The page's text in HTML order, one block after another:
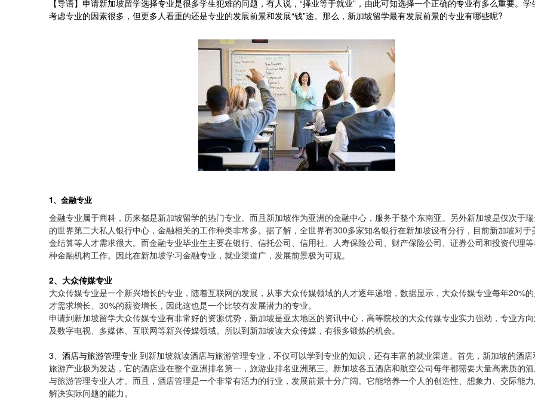
【导语】申请新加坡留学选择专业是很多学生犯难的问题，有人说，“择业等于就业”，由此可知选择一个正确的专业有多么重要。学
考虑专业的因素很多，但更多人看重的还是专业的发展前景和发展“钱”途。那么，新加坡留学最有发展前景的专业有哪些呢?
1、金融专业
金融专业属于商科，历来都是新加坡留学的热门专业。而且新加坡作为亚洲的金融中心，服务于整个东南亚。另外新加坡是仅次于
的世界第二大私人银行中心，金融相关的工作种类非常多。据了解，全世界有300多家知名银行在新加坡设有分行，目前新加坡对于
金结算等人才需求很大。而金融专业毕业生主要在银行、信托公司、信用社、人寿保险公司、财产保险公司、证券公司和投资代理
种金融机构工作。因此在新加坡学习金融专业，就业渠道广，发展前景极为可观。
2、大众传媒专业
大众传媒专业是一个新兴增长的专业，随着互联网的发展，从事大众传媒领域的人才逐年递增，数据显示，大众传媒专业每年20%的
才需求增长、30%的薪资增长，因此这也是一个比较有发展潜力的专业。
申请到新加坡留学大众传媒专业有非常好的资源优势，新加坡是亚太地区的资讯中心，高等院校的大众传媒专业实力强劲，专业方
及数字电视、多媒体、互联网等新兴传媒领域。所以到新加坡读大众传媒，有很多锻炼的机会。
3、酒店与旅游管理专业 到新加坡就读酒店与旅游管理专业，不仅可以学到专业的知识，还有丰富的就业渠道。首先，新加坡的酒店
旅游产业极为发达，它的酒店业在整个亚洲排名第一，旅游业排名亚洲第三。新加坡各五酒店和航空公司每年都需要大量高素质的
与旅游管理专业人才。而且，酒店管理是一个非常有活力的行业，发展前景十分广阔。它能培养一个人的创造性、想象力、交际能力
解决实际问题的能力。